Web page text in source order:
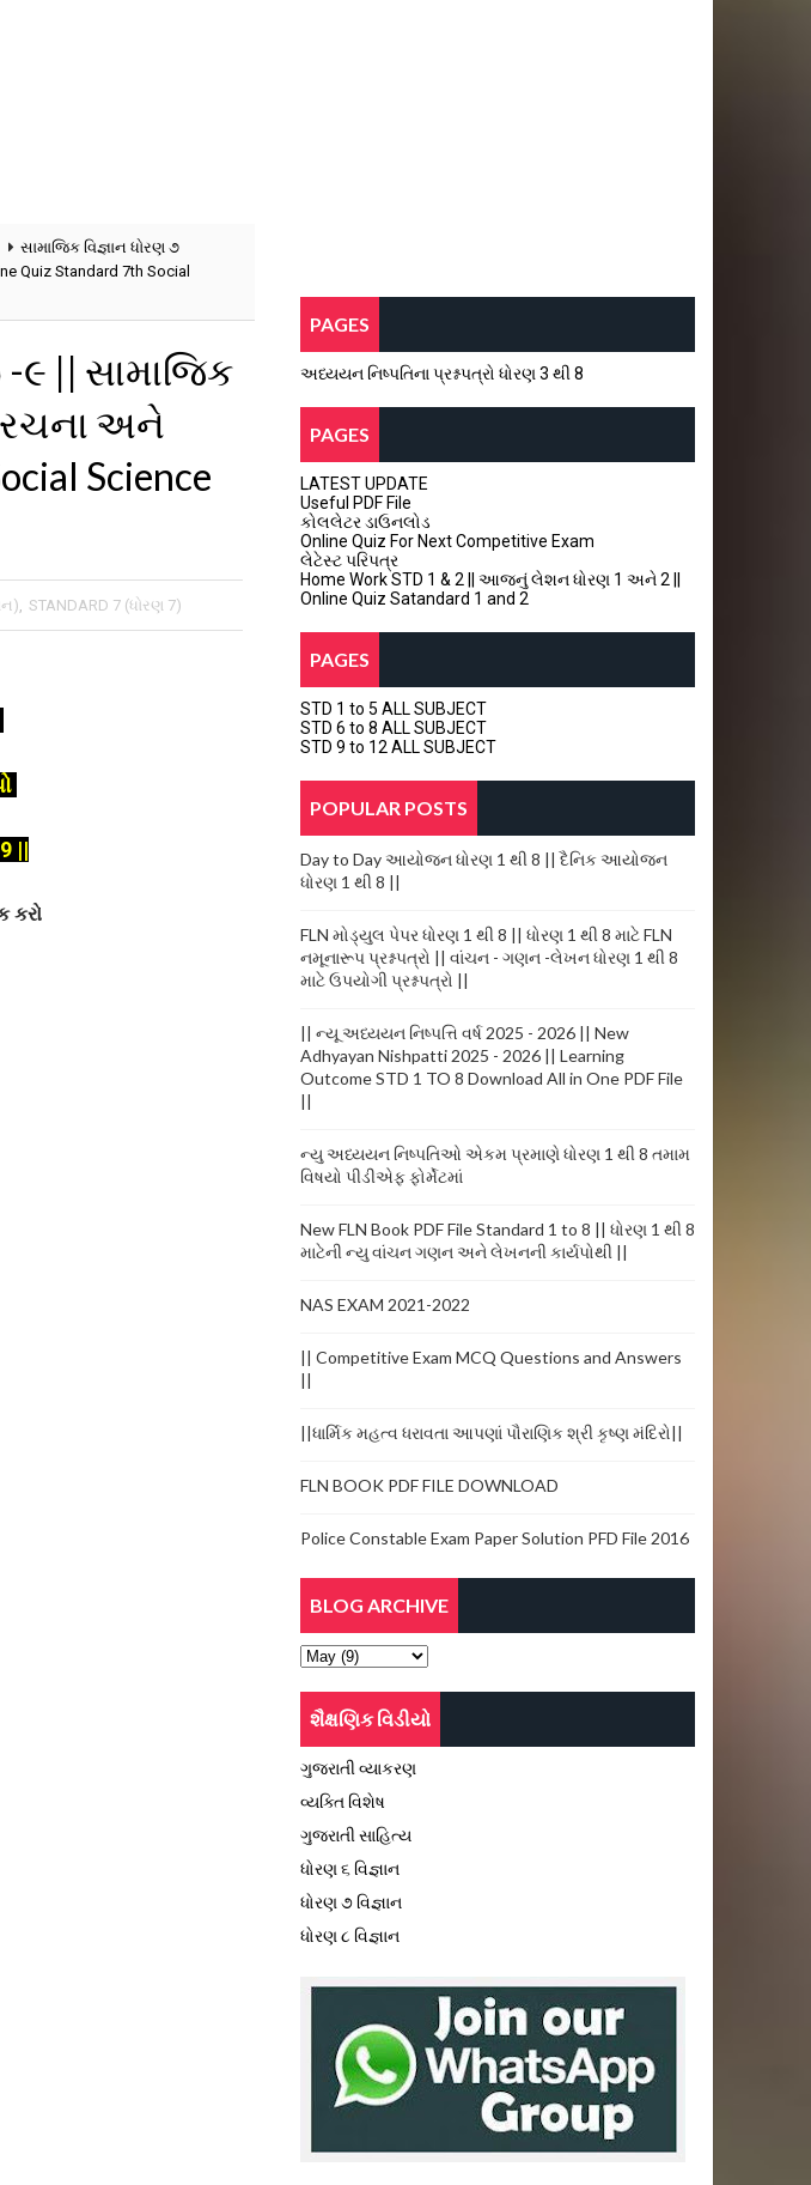
સામાજિક વિજ્ઞાન ધોરણ ૭
Quiz Standard 7th Social
૯ || સામાજિક
રચના અને
Science
, STANDARD 7 (ધોરણ 7)
||
કરો
PAGES
અધ્યયન નિષ્પતિના પ્રશ્નપત્રો ધોરણ 3 થી 8
PAGES
LATEST UPDATE
Useful PDF File
કોલલેટર ડાઉનલોડ
Online Quiz For Next Competitive Exam
લેટેસ્ટ પરિપત્ર
Home Work STD 1 & 2 || આજનું લેશન ધોરણ 1 અને 2 ||
Online Quiz Satandard 1 and 2
PAGES
STD 1 to 5 ALL SUBJECT
STD 6 to 8 ALL SUBJECT
STD 9 to 12 ALL SUBJECT
POPULAR POSTS
Day to Day આયોજન ધોરણ 1 થી 8 || દૈનિક આયોજન
ધોરણ 1 થી 8 ||
FLN મોડ્યુલ પેપર ધોરણ 1 થી 8 || ધોરણ 1 થી 8 માટે FLN
નમૂનારૂપ પ્રશ્નપત્રો || વાંચન - ગણન -લેખન ધોરણ 1 થી 8
માટે ઉપયોગી પ્રશ્નપત્રો ||
|| ન્યૂ અધ્યયન નિષ્પત્તિ વર્ષ 2025 - 2026 || New
Adhyayan Nishpatti 2025 - 2026 || Learning
Outcome STD 1 TO 8 Download All in One PDF File
||
ન્યુ અધ્યયન નિષ્પતિઓ એકમ પ્રમાણે ધોરણ 1 થી 8 તમામ
વિષયો પીડીએફ ફોર્મેટમાં
New FLN Book PDF File Standard 1 to 8 || ધોરણ 1 થી 8
માટેની ન્યુ વાંચન ગણન અને લેખનની કાર્યપોથી ||
NAS EXAM 2021-2022
|| Competitive Exam MCQ Questions and Answers
||
||ધાર્મિક મહત્વ ધરાવતા આપણાં પૌરાણિક શ્રી કૃષ્ણ મંદિરો||
FLN BOOK PDF FILE DOWNLOAD
Police Constable Exam Paper Solution PFD File 2016
BLOG ARCHIVE
શૈક્ષણિક વિડીયો
ગુજરાતી વ્યાકરણ
વ્યક્તિ વિશેષ
ગુજરાતી સાહિત્ય
ધોરણ ૬ વિજ્ઞાન
ધોરણ ૭ વિજ્ઞાન
ધોરણ ૮ વિજ્ઞાન